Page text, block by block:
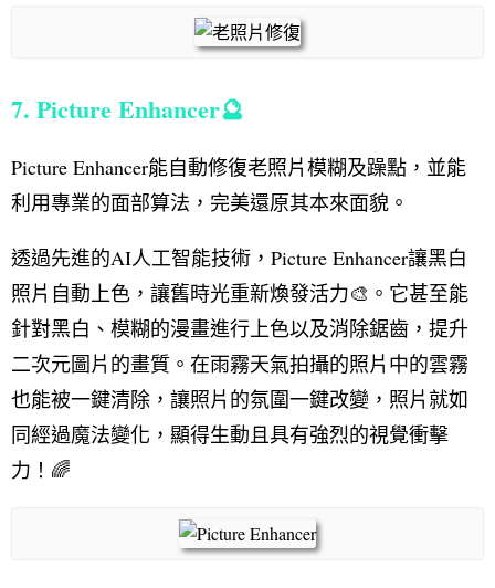
7. Picture Enhancer🔮
Picture Enhancer能自動修復老照片模糊及躁點，並能
利用專業的面部算法，完美還原其本來面貌。
透過先進的AI人工智能技術，Picture Enhancer讓黑白
照片自動上色，讓舊時光重新煥發活力🎨。它甚至能
針對黑白、模糊的漫畫進行上色以及消除鋸齒，提升
二次元圖片的畫質。在雨霧天氣拍攝的照片中的雲霧
也能被一鍵清除，讓照片的氛圍一鍵改變，照片就如
同經過魔法變化，顯得生動且具有強烈的視覺衝擊
力！🌈